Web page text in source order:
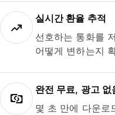
실시간 환율 추적
선호하는 통화를
어떻게 변하는지
완전 무료, 광고 없
몇 초 만에 다운로